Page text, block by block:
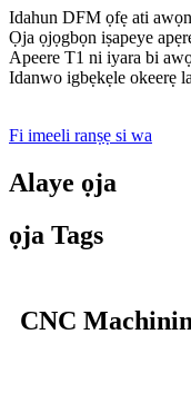
Idahun DFM ọfẹ ati
Ọja ọjọgbọn iṣapeye
Apeere T1 ni iyara bi
Idanwo igbẹkẹle okeerẹ
Fi imeeli ranṣẹ si wa
Alaye ọja
ọja Tags
CNC